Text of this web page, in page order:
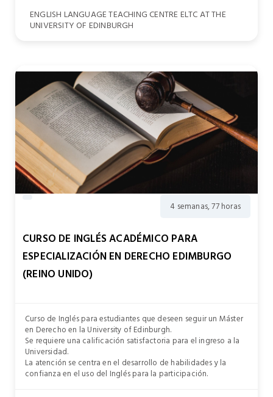
ENGLISH LANGUAGE TEACHING CENTRE ELTC AT THE
UNIVERSITY OF EDINBURGH
4 semanas, 77 horas
CURSO DE INGLÉS ACADÉMICO PARA
ESPECIALIZACIÓN EN DERECHO EDIMBURGO
(REINO UNIDO)
Curso de Inglés para estudiantes que deseen seguir un Máster
en Derecho en la University of Edinburgh.
Se requiere una calificación satisfactoria para el ingreso a la
Universidad.
La atención se centra en el desarrollo de habilidades y la
confianza en el uso del Inglés para la participación.